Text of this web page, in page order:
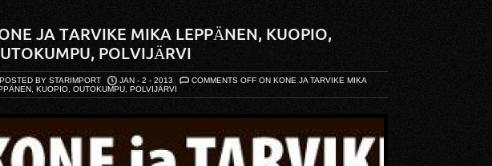
JA TARVIKE MIKA LEPPÄNEN, KUOPIO,
POLVIJÄRVI
POSTED BY STARIMPORT JAN - 2 - 2013 COMMENTS OFF ON KONE JA TARVIKE MIKA
KUOPIO, OUTOKUMPU, POLVIJÄRVI